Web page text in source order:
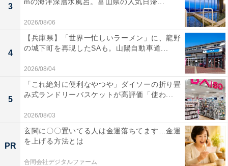
里山ガーデンの大花壇（2022年3月30日撮影）
今春は、花と緑を愛する人の心をつなぎ、自然環境を育
む横浜市の取り組み「ガーデンネックレス横浜2022」の
見どころとして、「幸せの花景色」をテーマとしていま
す。
横浜農業協同組合の協力で、横浜市内産の花苗を会場内
3
2026/08/06
4
【兵庫県】「世界一忙しいラーメン」に、龍野
の城下町を再現したSAも。山陽自動車道...
2026/08/04
5
「これ絶対に便利なやつや」ダイソーの折り畳
み式ランドリーバスケットが高評価「使わ...
2026/08/03
PR
玄関に〇〇置いてる人は金運落ちてます…金運
を上げる方法とは
合同会社デジタルファーム